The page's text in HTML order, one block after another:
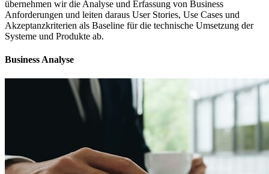
übernehmen wir die Analyse und Erfassung von Business
Anforderungen und leiten daraus User Stories, Use Cases und
Akzeptanzkriterien als Baseline für die technische Umsetzung der
Systeme und Produkte ab.
Business Analyse